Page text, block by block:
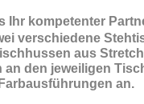
Ihr kompetenter
verschiedene
aus
den jeweiligen
an.